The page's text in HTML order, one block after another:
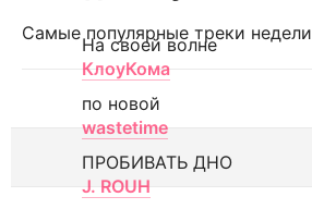
Самые популярные треки недели
На своей волне
КлоуКома
по новой
wastetime
ПРОБИВАТЬ ДНО
J. ROUH